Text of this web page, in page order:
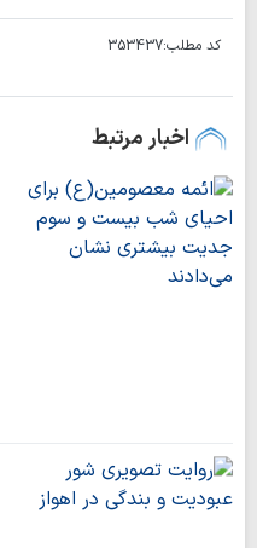
کد مطلب:353437
اخبار مرتبط